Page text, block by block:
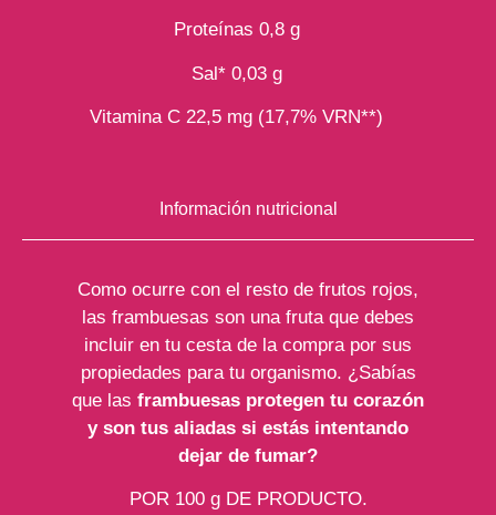
Proteínas 0,8 g
Sal* 0,03 g
Vitamina C 22,5 mg (17,7% VRN**)
Información nutricional
Como ocurre con el resto de frutos rojos,
las frambuesas son una fruta que debes
incluir en tu cesta de la compra por sus
propiedades para tu organismo. ¿Sabías
que las frambuesas protegen tu corazón
y son tus aliadas si estás intentando
dejar de fumar?
POR 100 g DE PRODUCTO.